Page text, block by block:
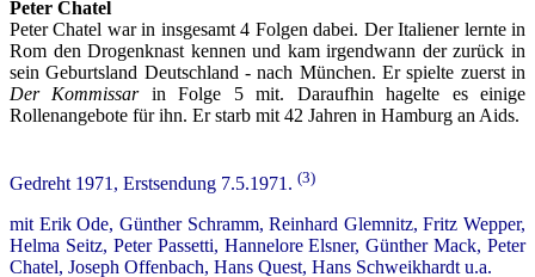
Peter Chatel
Peter Chatel war in insgesamt 4 Folgen dabei. Der Italiener lernte in
Rom den Drogenknast kennen und kam irgendwann der zurück in
sein Geburtsland Deutschland - nach München. Er spielte zuerst in
Der Kommissarin Folge 5 mit. Daraufhin hagelte es einige
Rollenangebote für ihn. Er starb mit 42 Jahren in Hamburg an Aids.
Gedreht 1971, Erstsendung 7.5.1971. (3)
mit Erik Ode, Günther Schramm, Reinhard Glemnitz, Fritz Wepper,
Helma Seitz, Peter Passetti, Hannelore Elsner, Günther Mack, Peter
Chatel, Joseph Offenbach, Hans Quest, Hans Schweikhardt u.a.